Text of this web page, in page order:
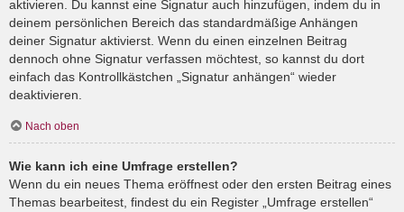
aktivieren. Du kannst eine Signatur auch hinzufügen, indem du in
deinem persönlichen Bereich das standardmäßige Anhängen
deiner Signatur aktivierst. Wenn du einen einzelnen Beitrag
dennoch ohne Signatur verfassen möchtest, so kannst du dort
einfach das Kontrollkästchen „Signatur anhängen“ wieder
deaktivieren.
Nach oben
Wie kann ich eine Umfrage erstellen?
Wenn du ein neues Thema eröffnest oder den ersten Beitrag eines
Themas bearbeitest, findest du ein Register „Umfrage erstellen“